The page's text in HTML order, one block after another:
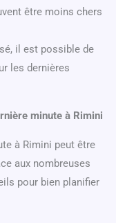
être moins chers
il est possible de
les dernières
minute à Rimini
à Rimini peut être
aux nombreuses
pour bien planifier